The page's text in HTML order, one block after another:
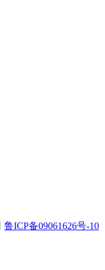
鲁ICP备09061626号-10